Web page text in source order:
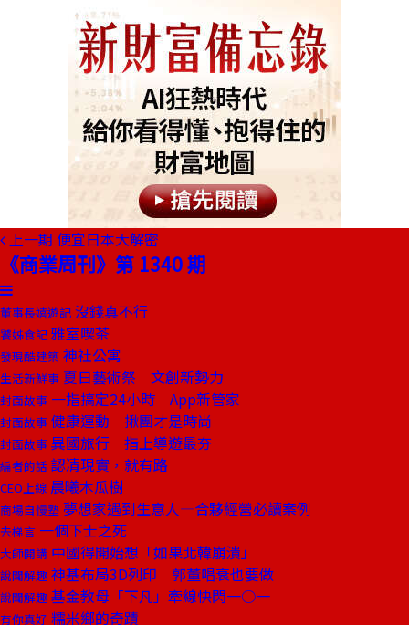
上一期 便宜日本大解密
《商業周刊》第 1340 期
董事長嬉遊記 沒錢真不行
饕姊食記 雅室喫茶
發現酷建築 神社公寓
生活新鮮事 夏日藝術祭 文創新勢力
封面故事 一指搞定24小時 App新管家
封面故事 健康運動 揪團才是時尚
封面故事 異國旅行 指上導遊最夯
編者的話 認清現實，就有路
CEO上線 晨曦木瓜樹
商場自慢塾 夢想家遇到生意人—合夥經營必讀案例
去梯言 一個下士之死
大師開講 中國得開始想「如果北韓崩潰」
說聞解趣 神基布局3D列印 郭董唱衰也要做
說聞解趣 基金教母「下凡」牽線快閃一○一
有你真好 糯米鄉的奇蹟